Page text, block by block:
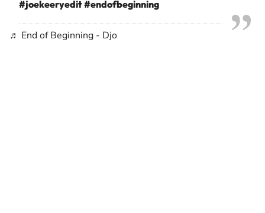
#joekeeryedit#endofbeginning
♬ End of Beginning - Djo